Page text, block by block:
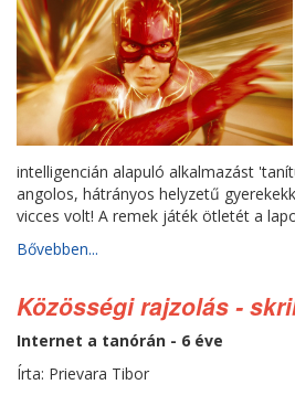
intelligencián alapuló alkalmazást
angolos, hátrányos helyzetű
vicces volt! A remek játék ötletét a
Bővebben...
Közösségi rajzolás -
Internet a tanórán - 6 éve
Írta: Prievara Tibor